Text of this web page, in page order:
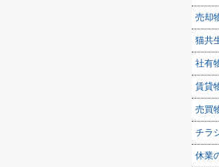
売却
猫共
社有
賃貸
売買
チラ
休業